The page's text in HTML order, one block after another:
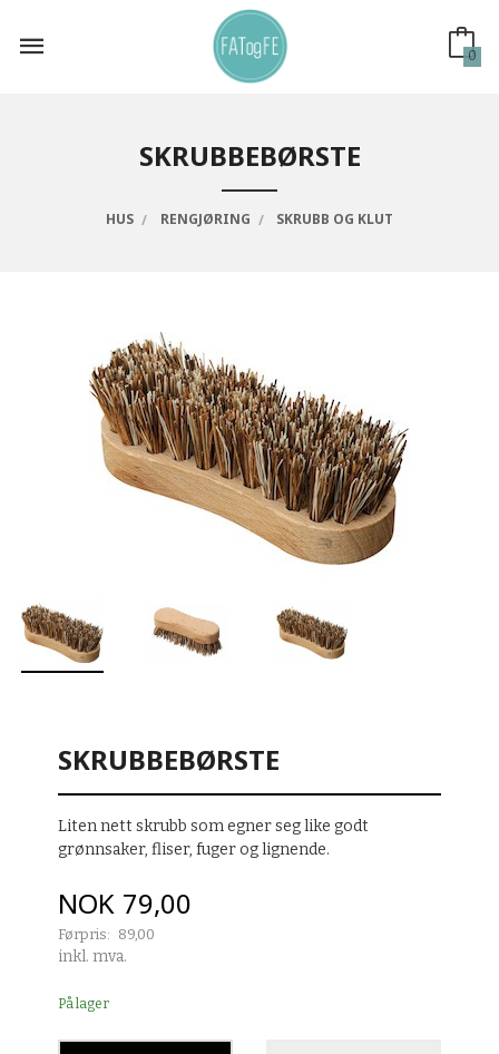
innholdet
0
SKRUBBEBØRSTE
HUS RENGJØRING SKRUBB OG KLUT
SKRUBBEBØRSTE
Liten nett skrubb som egner seg like godt
grønnsaker, fliser, fuger og lignende.
Tilbud
NOK 79,00
Førpris: 89,00
Rabatt
inkl. mva.
På lager